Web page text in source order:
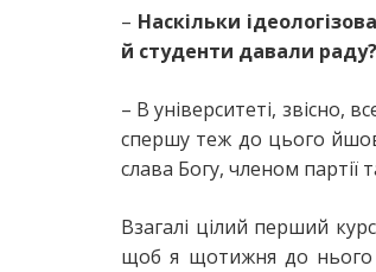
– Наскільки
й студенти давали раду?
– В університеті, звісно,
спершу теж до цього
слава Богу, членом
Взагалі цілий перший
щоб я щотижня до нього